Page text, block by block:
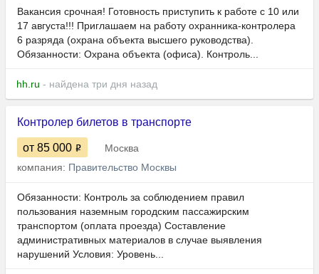
Вакансия срочная! Готовность приступить к работе с 10 или
17 августа!!! Приглашаем на работу охранника-контролера
6 разряда (охрана объекта высшего руководства).
Обязанности: Охрана объекта (офиса). Контроль...
hh.ru - найдена три дня назад
Контролер билетов в транспорте
от 85 000
Москва
компания: Правительство Москвы
Обязанности: Контроль за соблюдением правил
пользования наземным городским пассажирским
транспортом (оплата проезда) Составление
административных материалов в случае выявления
нарушений Условия: Уровень...